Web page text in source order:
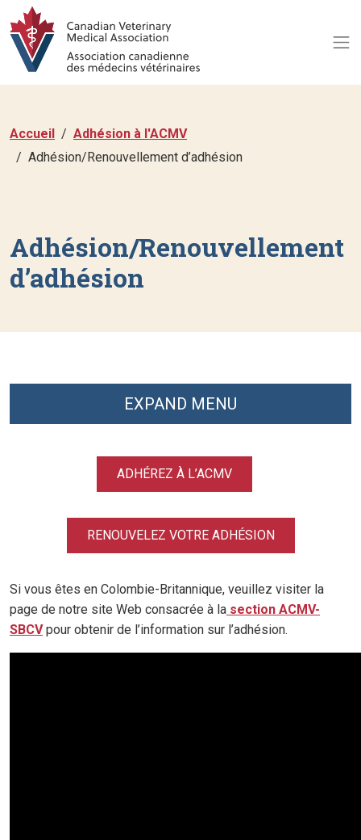
Accueil
Adhésion à l'ACMV
Adhésion/Renouvellement d’adhésion
Adhésion/Renouvellement
d’adhésion
ADHÉREZ À L’ACMV
RENOUVELEZ VOTRE ADHÉSION
Si vous êtes en Colombie-Britannique, veuillez visiter la
page de notre site Web consacrée à la section ACMV-
SBCVpour obtenir de l’information sur l’adhésion.
EXPAND MENU